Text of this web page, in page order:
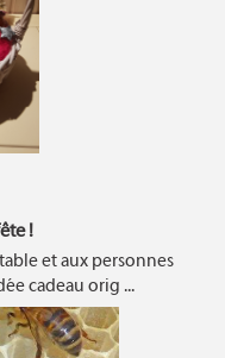
!
et aux personnes
cadeau orig ...